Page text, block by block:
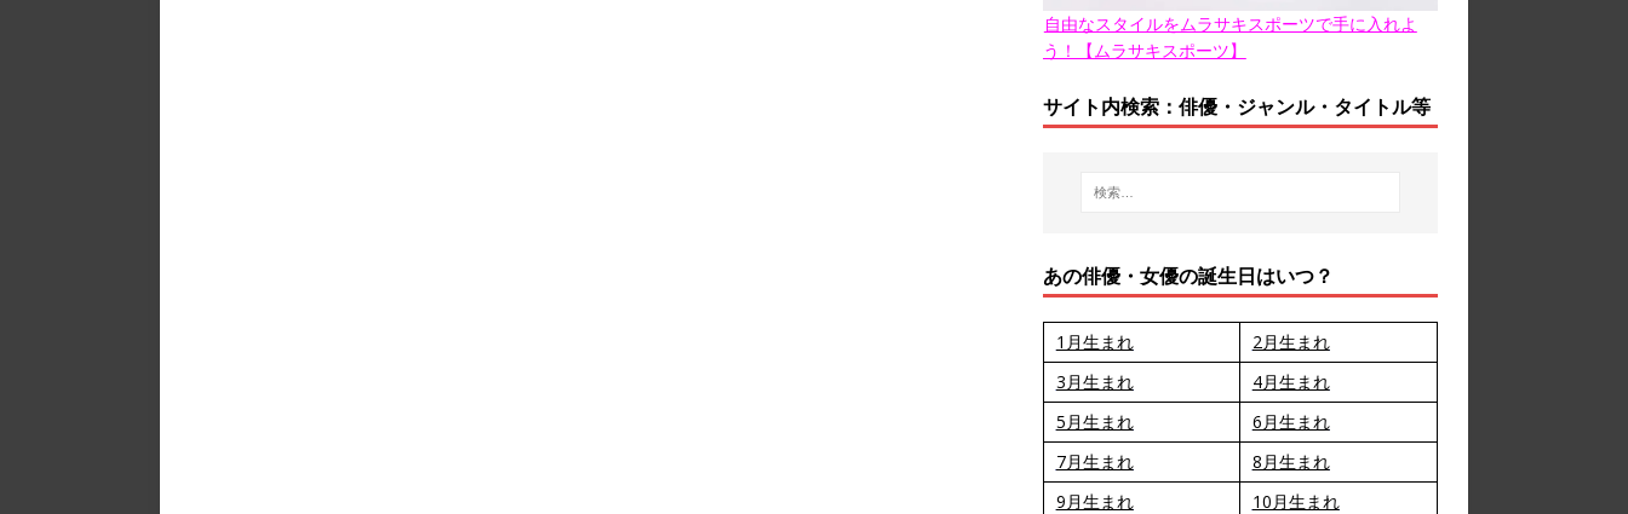
自由なスタイルをムラサキスポーツで手に入れよ
う！【ムラサキスポーツ】
サイト内検索：俳優・ジャンル・タイトル等
あの俳優・女優の誕生日はいつ？
1月生まれ
2月生まれ
3月生まれ
4月生まれ
5月生まれ
6月生まれ
7月生まれ
8月生まれ
9月生まれ
10月生まれ